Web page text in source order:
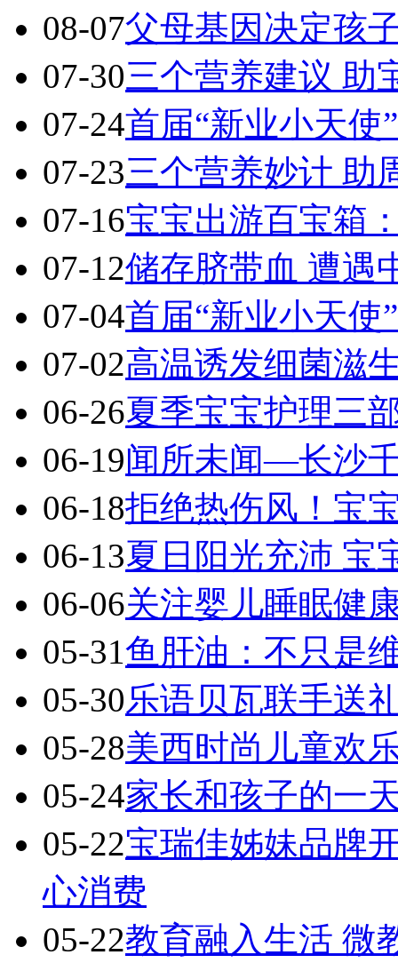
08-07父母基因决定孩
07-30三个营养建议 助
07-24首届“新业小天使
07-23三个营养妙计 助
07-16宝宝出游百宝箱
07-12储存脐带血 遭遇
07-04首届“新业小天使
07-02高温诱发细菌滋
06-26夏季宝宝护理三
06-19闻所未闻―长沙
06-18拒绝热伤风！宝
06-13夏日阳光充沛 宝
06-06关注婴儿睡眠健
05-31鱼肝油：不只是
05-30乐语贝瓦联手送
05-28美西时尚儿童欢
05-24家长和孩子的一
05-22宝瑞佳姊妹品牌
心消费
05-22教育融入生活 微